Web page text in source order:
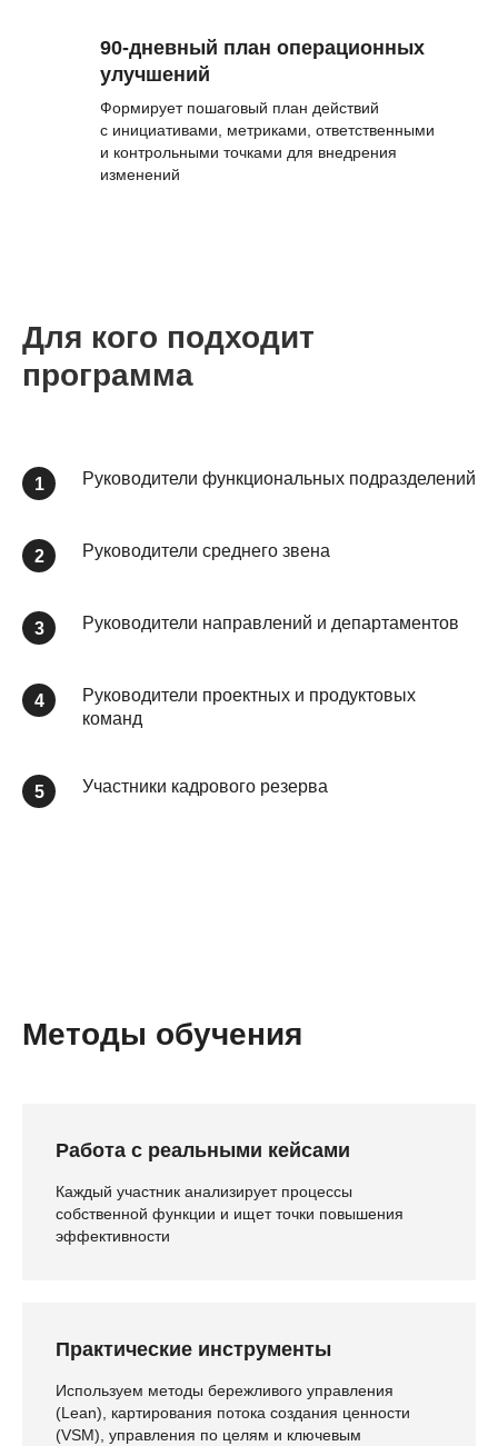
90-дневный план операционных
улучшений
Формирует пошаговый план действий
с инициативами, метриками, ответственными
и контрольными точками для внедрения
изменений
Для кого подходит
программа
Руководители функциональных подразделений
Руководители среднего звена
Руководители направлений и департаментов
Руководители проектных и продуктовых
команд
Участники кадрового резерва
Методы обучения
Работа с реальными кейсами
Каждый участник анализирует процессы
собственной функции и ищет точки повышения
эффективности
Практические инструменты
Используем методы бережливого управления
(Lean), картирования потока создания ценности
(VSM), управления по целям и ключевым